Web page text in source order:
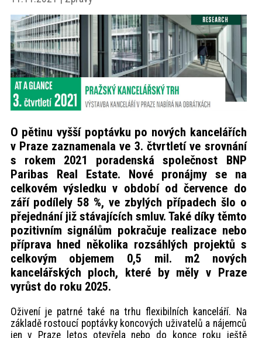
ProfiMag
Kontakt
O pětinu vyšší poptávku po nových kancelářích
v Praze zaznamenala ve 3. čtvrtletí ve srovnání
s rokem 2021 poradenská společnost BNP
Paribas Real Estate. Nové pronájmy se na
celkovém výsledku v období od července do
září podílely 58 %, ve zbylých případech šlo o
přejednání již stávajících smluv. Také díky těmto
pozitivním signálům pokračuje realizace nebo
příprava hned několika rozsáhlých projektů s
celkovým objemem 0,5 mil. m2 nových
kancelářských ploch, které by měly v Praze
vyrůst do roku 2025.
Oživení je patrné také na trhu flexibilních kanceláří. Na
základě rostoucí poptávky koncových uživatelů a nájemců
jen v Praze letos otevřela nebo do konce roku ještě